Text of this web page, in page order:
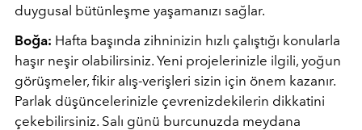
duygusal bütünleşme yaşamanızı sağlar.
Boğa: Hafta başında zihninizin hızlı çalıştığı konularla
haşır neşir olabilirsiniz. Yeni projelerinizle ilgili, yoğun
görüşmeler, fikir alış-verişleri sizin için önem kazanır.
Parlak düşüncelerinizle çevrenizdekilerin dikkatini
çekebilirsiniz. Salı günü burcunuzda meydana